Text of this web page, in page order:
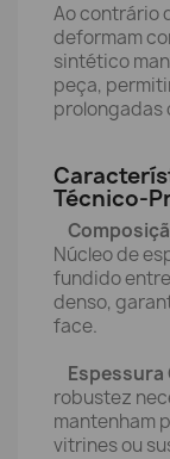
Ao contrário
deformam
sintético
peça,
prolongadas
Técnico-
Núcleo de
fundido
denso,
face.
Espessura
robustez
mantenham
vitrines ou